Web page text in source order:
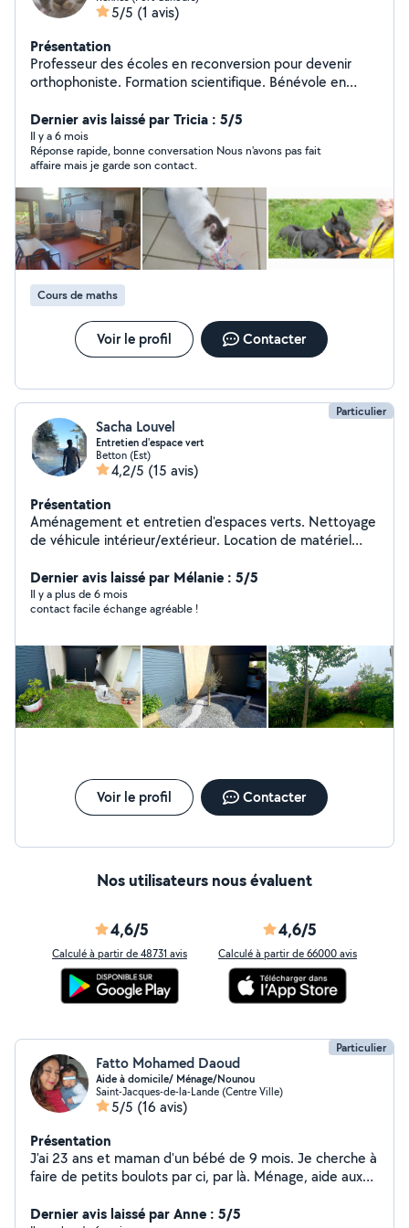
5/5 (1 avis)
Présentation
Professeur des écoles en reconversion pour devenir
orthophoniste. Formation scientifique. Bénévole en
cours particuliers (aide aux devoirs, maths CP au
supérieur, stimulation élève de maternelle,
entraînements lecture, cours d'orthographe, cours de
physique chimie/SVT...) - petsitting (promenades ou
visites à domicile) Possibilité de paiement par CESU
pour les cours particuliers, ou pour les promenades pour
personnes dépendantes.
Dernier avis laissé par Tricia : 5/5
Il y a 6 mois
Réponse rapide, bonne conversation Nous n'avons pas fait
affaire mais je garde son contact.
Cours de maths
Voir le profil Contacter
Particulier
Sacha Louvel
Entretien d'espace vert
Betton (Est)
4,2/5 (15 avis)
Présentation
Aménagement et entretien d'espaces verts. Nettoyage
de véhicule intérieur/extérieur. Location de matériel
d'espaces verts.
Dernier avis laissé par Mélanie : 5/5
Il y a plus de 6 mois
contact facile échange agréable !
Voir le profil Contacter
Nos utilisateurs nous évaluent
4,6/5
Calculé à partir de 48731 avis
4,6/5
Calculé à partir de 66000 avis
Particulier
Fatto Mohamed Daoud
Aide à domicile/ Ménage/Nounou
Saint-Jacques-de-la-Lande (Centre Ville)
5/5 (16 avis)
Présentation
J'ai 23 ans et maman d'un bébé de 9 mois. Je cherche à
faire de petits boulots par ci, par là. Ménage, aide aux
etc....
Dernier avis laissé par Anne : 5/5